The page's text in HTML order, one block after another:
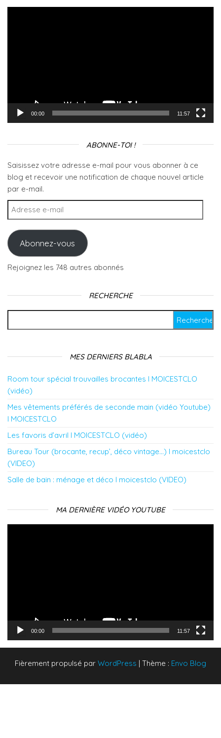
00:00 11:57
ABONNE-TOI !
Saisissez votre adresse e-mail pour vous abonner à ce
blog et recevoir une notification de chaque nouvel article
par e-mail.
Adresse e-mail
Abonnez-vous
Rejoignez les 748 autres abonnés
RECHERCHE
MES DERNIERS BLABLA
Room tour spécial trouvailles brocantes l MOICESTCLO
(vidéo)
Mes vêtements préférés de seconde main (vidéo Youtube)
l MOICESTCLO
Les favoris d’avril l MOICESTCLO (vidéo)
Bureau Tour (brocante, recup’, déco vintage…) l moicestclo
(VIDEO)
Salle de bain : ménage et déco l moicestclo (VIDEO)
MA DERNIÈRE VIDÉO YOUTUBE
00:00 11:57
Fièrement propulsé par WordPress | Thème : Envo Blog